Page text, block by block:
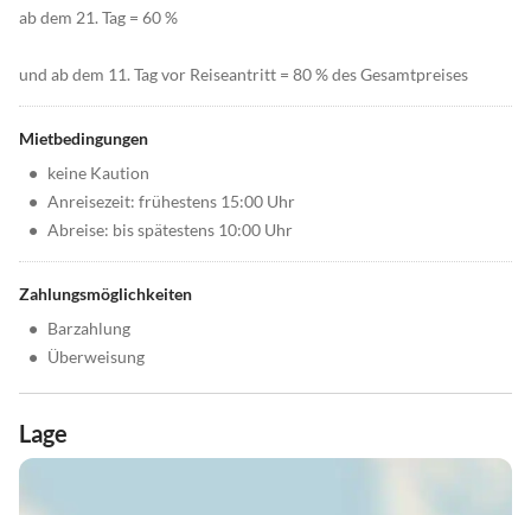
ab dem 21. Tag = 60 %
und ab dem 11. Tag vor Reiseantritt = 80 % des Gesamtpreises
Mietbedingungen
• keine Kaution
• Anreisezeit: frühestens 15:00 Uhr
• Abreise: bis spätestens 10:00 Uhr
Zahlungsmöglichkeiten
• Barzahlung
• Überweisung
Lage